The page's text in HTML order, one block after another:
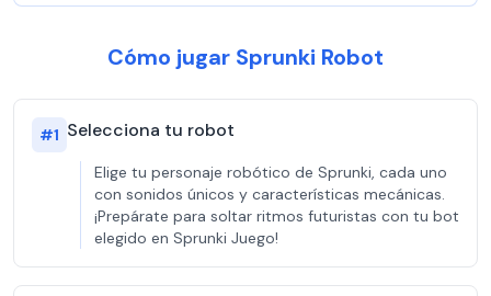
Cómo jugar Sprunki Robot
#1 Selecciona tu robot
Elige tu personaje robótico de Sprunki, cada uno
con sonidos únicos y características mecánicas.
¡Prepárate para soltar ritmos futuristas con tu bot
elegido en Sprunki Juego!